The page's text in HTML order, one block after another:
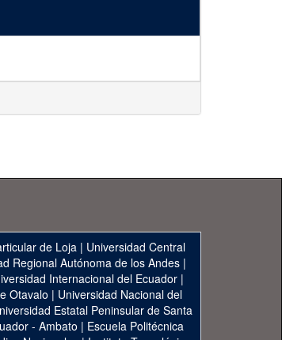
de Loja | Universidad Central
Regional Autónoma de los Andes|
Internacional del Ecuador|
Otavalo | Universidad Nacional del
Estatal Peninsular de Santa
- Ambato | Escuela Politécnica